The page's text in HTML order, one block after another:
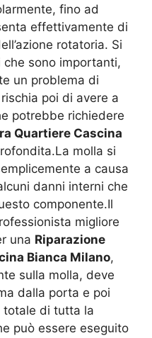
fino ad
effettivamente di
rotatoria. Si
sono importanti,
un problema di
poi di avere a
potrebbe richiedere
Quartiere Cascina
molla si
a causa
danni interni che
componente.Il
migliore
una Riparazione
Bianca Milano,
sulla molla, deve
dalla porta e poi
totale di tutta la
può essere eseguito